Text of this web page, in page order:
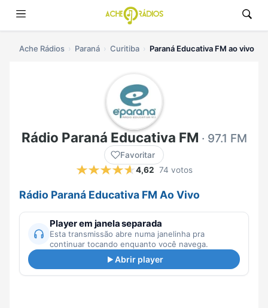
Ache Rádios Paraná Curitiba Paraná Educativa FM ao vivo
Rádio Paraná Educativa FM · 97.1 FM
Favoritar
4,62 74 votos
Rádio Paraná Educativa FM Ao Vivo
Player em janela separada
Esta transmissão abre numa janelinha pra
continuar tocando enquanto você navega.
Abrir player